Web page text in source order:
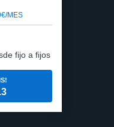
MES
fijo a fijos